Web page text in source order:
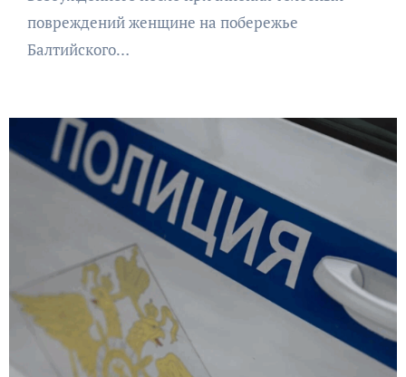
повреждений женщине на побережье
Балтийского…